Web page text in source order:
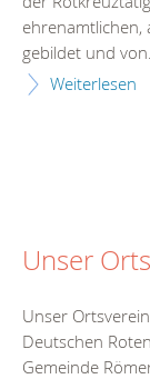
ehrenamtlichen,
gebildet und
Weiterlesen
Unser
Unser
Deutschen
Gemeinde